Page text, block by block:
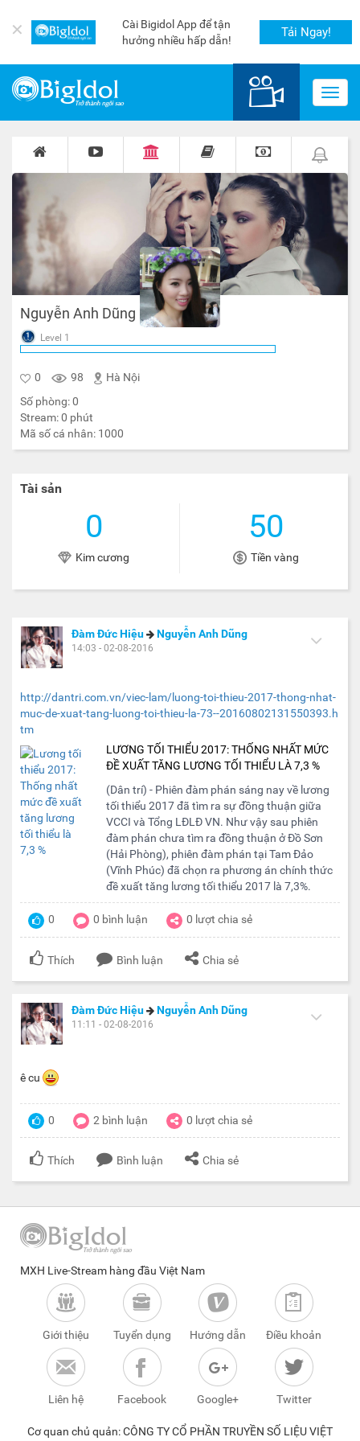
✕
Cài Bigidol App để tận
hưởng nhiều hấp dẫn!
Tải Ngay!
Nguyễn Anh Dũng
Level 1
0 98
Hà Nội
Số phòng:0
Stream:0 phút
Mã số cá nhân: 1000
Tài sản
0
Kim cương
50
Tiền vàng
Đàm Đức Hiệu Nguyễn Anh Dũng
14:03 - 02-08-2016
http://dantri.com.vn/viec-lam/luong-toi-thieu-2017-thong-nhat-
muc-de-xuat-tang-luong-toi-thieu-la-73--20160802131550393.h
tm
LƯƠNG TỐI THIỂU 2017: THỐNG NHẤT MỨC
ĐỀ XUẤT TĂNG LƯƠNG TỐI THIỂU LÀ 7,3 %
(Dân trí) - Phiên đàm phán sáng nay về lương
tối thiểu 2017 đã tìm ra sự đồng thuận giữa
VCCI và Tổng LĐLĐ VN. Như vậy sau phiên
đàm phán chưa tìm ra đồng thuận ở Đồ Sơn
(Hải Phòng), phiên đàm phán tại Tam Đảo
(Vĩnh Phúc) đã chọn ra phương án chính thức
đề xuất tăng lương tối thiểu 2017 là 7,3%.
0 0 bình luận 0 lượt chia sẻ
Thích Bình luận Chia sẻ
Đàm Đức Hiệu Nguyễn Anh Dũng
11:11 - 02-08-2016
ê cu
0 2 bình luận 0 lượt chia sẻ
Thích Bình luận Chia sẻ
MXH Live-Stream hàng đầu Việt Nam
Giới thiệu Tuyển dụng Hướng dẫn Điều khoản
Liên hệ Facebook Google+ Twitter
Cơ quan chủ quản: CÔNG TY CỔ PHẦN TRUYỀN SỐ LIỆU VIỆT